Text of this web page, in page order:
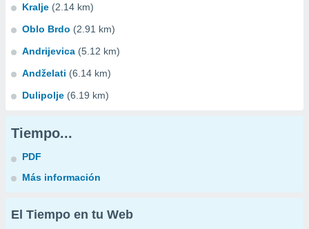
Kralje (2.14 km)
Oblo Brdo (2.91 km)
Andrijevica (5.12 km)
Andželati (6.14 km)
Dulipolje (6.19 km)
Tiempo...
PDF
Más información
El Tiempo en tu Web